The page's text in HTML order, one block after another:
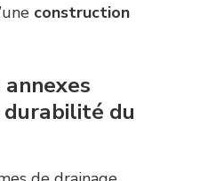
construction
du